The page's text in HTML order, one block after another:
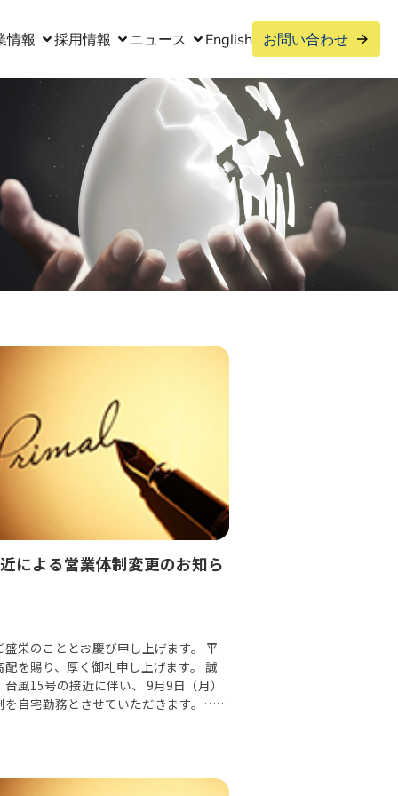
情報 採用情報 ニュース English お問い合わせ
による営業体制変更のお知ら
栄のこととお慶び申し上げます。 平
を賜り、厚く御礼申し上げます。 誠
風15号の接近に伴い、 9月9日（月）
を自宅勤務とさせていただきます。……